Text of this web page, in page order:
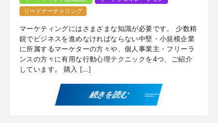
リードナーチャリング
マーケティングにはさまざまな知識が必要です。 少数精
鋭でビジネスを進めなければならない中堅・小規模企業
に所属するマーケターの方々や、個人事業主・フリーラ
ンスの方々に有用な行動心理テクニックを4つ、ご紹介
しています。 購入 […]
続きを読む